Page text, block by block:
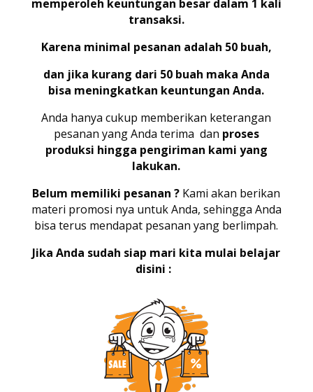
memperoleh keuntungan besar dalam 1 kali
transaksi.
Karena minimal pesanan adalah 50 buah,
dan jika kurang dari 50 buah maka Anda
bisa meningkatkan keuntungan Anda.
Anda hanya cukup memberikan keterangan
pesanan yang Anda terima dan proses
produksi hingga pengiriman kami yang
lakukan.
Belum memiliki pesanan ? Kami akan berikan
materi promosi nya untuk Anda, sehingga Anda
bisa terus mendapat pesanan yang berlimpah.
Jika Anda sudah siap mari kita mulai belajar
disini :